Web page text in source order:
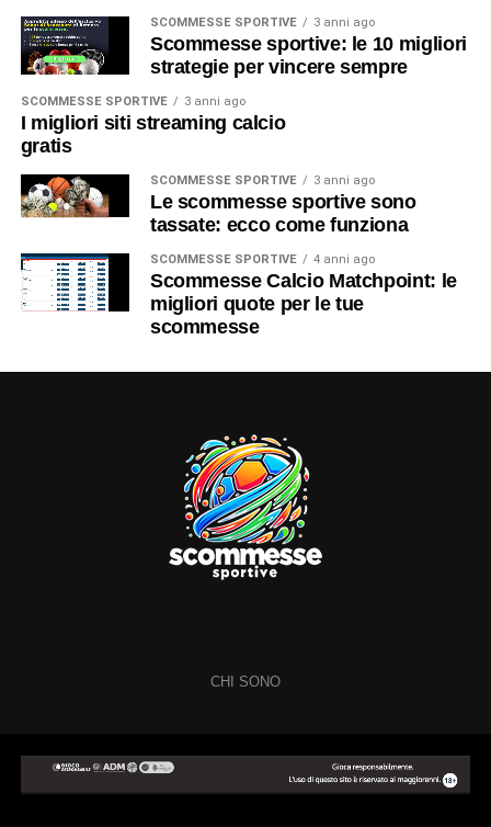
SCOMMESSE SPORTIVE 3 anni ago
Scommesse sportive: le 10 migliori
strategie per vincere sempre
SCOMMESSE SPORTIVE 3 anni ago
I migliori siti streaming calcio
gratis
SCOMMESSE SPORTIVE 3 anni ago
Le scommesse sportive sono
tassate: ecco come funziona
SCOMMESSE SPORTIVE 4 anni ago
Scommesse Calcio Matchpoint: le
migliori quote per le tue
scommesse
CHI SONO